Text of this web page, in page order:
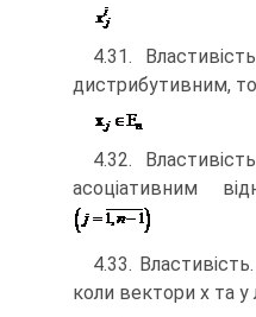
4.31.
дистрибутивним,
4.32.
асоціативним
4.33. Властивість.
коли вектори x та y